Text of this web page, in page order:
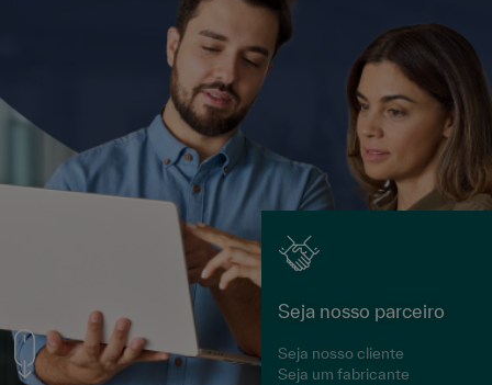
Seja nosso parceiro
Seja nosso cliente
Seja um fabricante